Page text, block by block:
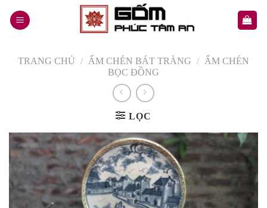
TRANG CHỦ / ẤM CHÉN BÁT TRÀNG /
ẤM CHÉN
BỌC ĐỒNG
LỌC